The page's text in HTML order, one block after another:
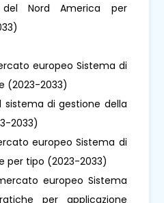
del Nord America per
europeo Sistema di
(2023-2033)
sistema di gestione della
2033)
europeo Sistema di
per tipo (2023-2033)
europeo Sistema
per applicazione